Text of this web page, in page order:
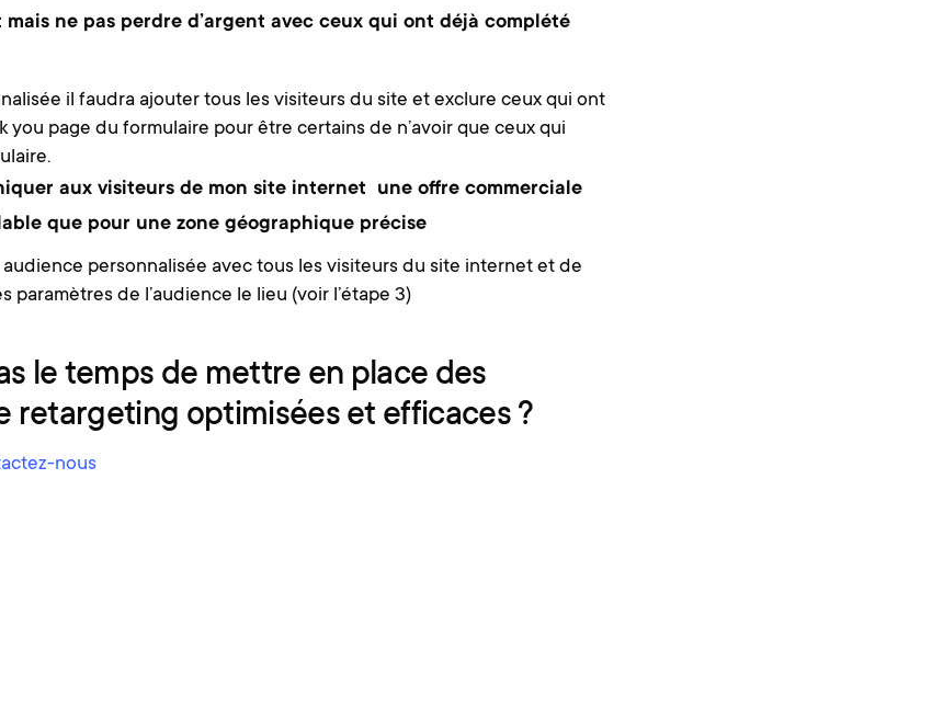
ne pas perdre d’argent avec ceux qui ont déjà complété
il faudra ajouter tous les visiteurs du site et exclure ceux qui ont
you page du formulaire pour être certains de n’avoir que ceux qui
aux visiteurs de mon site internet une offre commerciale
que pour une zone géographique précise
audience personnalisée avec tous les visiteurs du site internet et de
paramètres de l’audience le lieu (voir l’étape 3)
le temps de mettre en place des
retargeting optimisées et efficaces ?
nous